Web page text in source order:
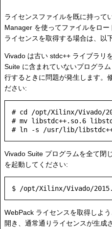
ライセンスファイルを既に持って
Manager を使ってファイルをロ
ライセンスを取得する場合は、以
Vivado は古い stdc++ ライブラリ
Suite に含まれていないプログラ
行するときに問題が発生します。
ださい:
# cd /opt/Xilinx/Vivado/
# mv libstdc++.so.6
Vivado Suite プログラムを全て閉
を起動してください:
WebPack ライセンスを取得しよ
開き、通常通りライセンスが生成